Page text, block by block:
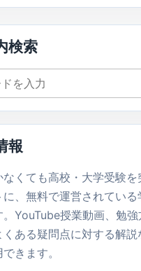
検索
報
なくても高校・大学受験
に、無料で運営されている
。YouTube授業動画、勉
ある疑問点に対する解説
きます。